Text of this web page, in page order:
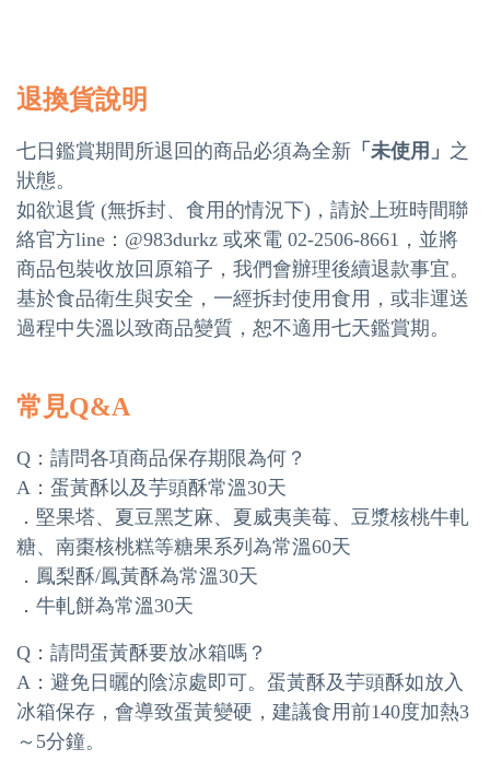
退換貨說明
七日鑑賞期間所退回的商品必須為全新 「未使用」 之
狀態。
如欲退貨 (無拆封、食用的情況下)，請於上班時間聯
絡官方line：@983durkz 或來電 02-2506-8661，並將
商品包裝收放回原箱子，我們會辦理後續退款事宜。
基於食品衛生與安全，一經拆封使用食用，或非運送
過程中失溫以致商品變質，恕不適用七天鑑賞期。
常見Q&A
Q：請問各項商品保存期限為何？
A：蛋黃酥以及芋頭酥常溫30天
．堅果塔、夏豆黑芝麻、夏威夷美莓、豆漿核桃牛軋
糖、南棗核桃糕等糖果系列為常溫60天
．鳳梨酥/鳳黃酥為常溫30天
．牛軋餅為常溫30天
Q：請問蛋黃酥要放冰箱嗎？
A：避免日曬的陰涼處即可。蛋黃酥及芋頭酥如放入
冰箱保存，會導致蛋黃變硬，建議食用前140度加熱3
～5分鐘。